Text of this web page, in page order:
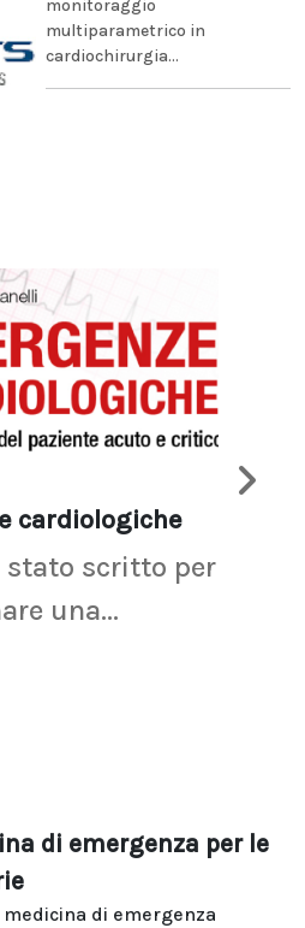
monitoraggio
multiparametrico in
cardiochirurgia...
cardiologiche
stato scritto per
una...
di emergenza per le
di emergenza